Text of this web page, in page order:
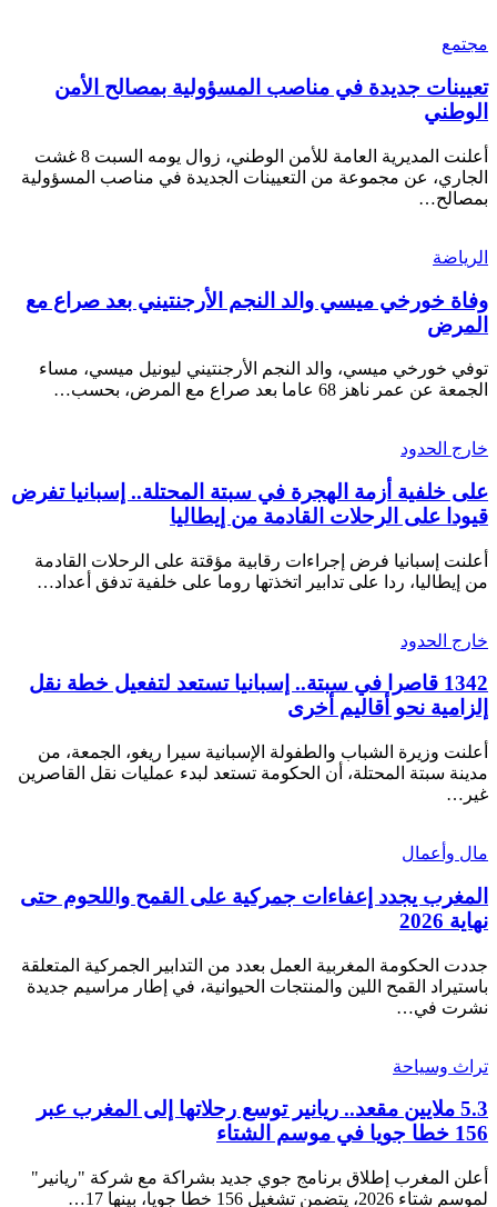
مجتمع
تعيينات جديدة في مناصب المسؤولية بمصالح الأمن
الوطني
أعلنت المديرية العامة للأمن الوطني، زوال يومه السبت 8 غشت
الجاري، عن مجموعة من التعيينات الجديدة في مناصب المسؤولية
بمصالح…
الرياضة
وفاة خورخي ميسي والد النجم الأرجنتيني بعد صراع مع
المرض
توفي خورخي ميسي، والد النجم الأرجنتيني ليونيل ميسي، مساء
الجمعة عن عمر ناهز 68 عاما بعد صراع مع المرض، بحسب…
خارج الحدود
على خلفية أزمة الهجرة في سبتة المحتلة.. إسبانيا تفرض
قيودا على الرحلات القادمة من إيطاليا
أعلنت إسبانيا فرض إجراءات رقابية مؤقتة على الرحلات القادمة
من إيطاليا، ردا على تدابير اتخذتها روما على خلفية تدفق أعداد…
خارج الحدود
1342 قاصرا في سبتة.. إسبانيا تستعد لتفعيل خطة نقل
إلزامية نحو أقاليم أخرى
أعلنت وزيرة الشباب والطفولة الإسبانية سيرا ريغو، الجمعة، من
مدينة سبتة المحتلة، أن الحكومة تستعد لبدء عمليات نقل القاصرين
غير…
مال وأعمال
المغرب يجدد إعفاءات جمركية على القمح واللحوم حتى
نهاية 2026
جددت الحكومة المغربية العمل بعدد من التدابير الجمركية المتعلقة
باستيراد القمح اللين والمنتجات الحيوانية، في إطار مراسيم جديدة
نشرت في…
تراث وسياحة
5.3 ملايين مقعد.. ريانير توسع رحلاتها إلى المغرب عبر
156 خطا جويا في موسم الشتاء
أعلن المغرب إطلاق برنامج جوي جديد بشراكة مع شركة "ريانير"
لموسم شتاء 2026، يتضمن تشغيل 156 خطا جويا، بينها 17…